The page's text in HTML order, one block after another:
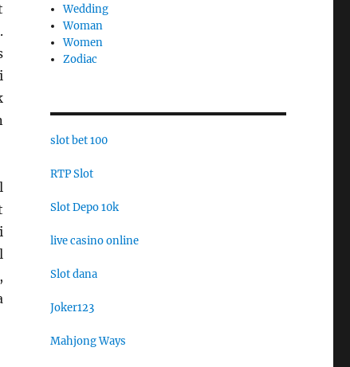
Wedding
Woman
Women
Zodiac
slot bet 100
RTP Slot
Slot Depo 10k
live casino online
Slot dana
Joker123
Mahjong Ways